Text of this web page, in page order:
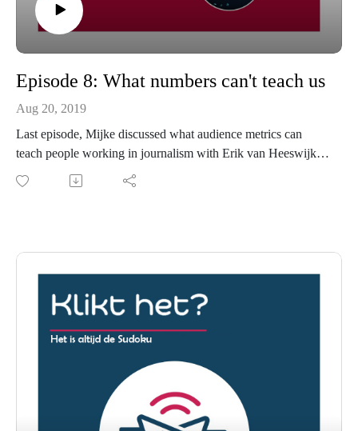
Episode 8: What numbers can't teach us
Aug 20, 2019
Last episode, Mijke discussed what audience metrics can
teach people working in journalism with Erik van Heeswijk,
SmartOcto's CEO. This month, she'll talk about the flip side
of metrics. By analysing literature, Mijke clarifies the